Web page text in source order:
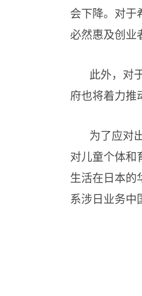
会下降。对于
必然惠及创业
此外，对
府也将着力推
为了应对
对儿童个体和
生活在日本的
系涉日业务中